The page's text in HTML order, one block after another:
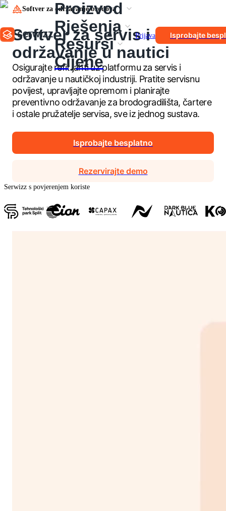
Proizvod
Rješenja
Resursi
Cijene
Prijava Isprobajte
Softver za održavanje brodova
Softver za servis i
održavanje u nautici
Osigurajte refit jahti uz platformu za servis i
održavanje u nautičkoj industriji. Pratite servisnu
povijest, upravljajte opremom i planirajte
preventivno održavanje za brodogradilišta, čartere
i ostale pružatelje servisa, sve iz jednog sustava.
Isprobajte besplatno
Rezervirajte demo
Serwizz s povjerenjem koriste